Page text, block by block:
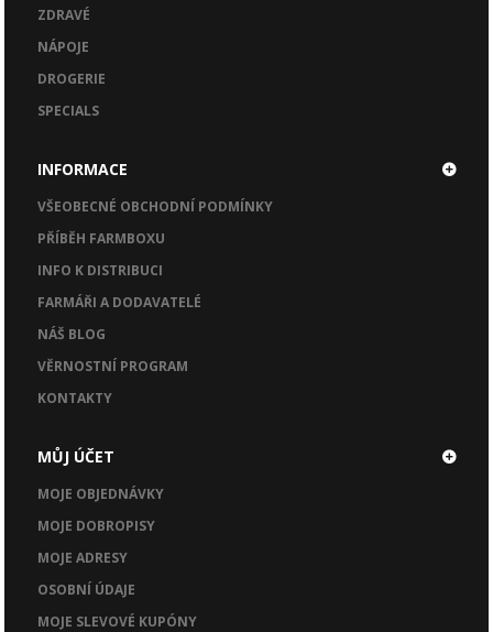
ZDRAVÉ
NÁPOJE
DROGERIE
SPECIALS
INFORMACE
VŠEOBECNÉ OBCHODNÍ PODMÍNKY
PŘÍBĚH FARMBOXU
INFO K DISTRIBUCI
FARMÁŘI A DODAVATELÉ
NÁŠ BLOG
VĚRNOSTNÍ PROGRAM
KONTAKTY
MŮJ ÚČET
MOJE OBJEDNÁVKY
MOJE DOBROPISY
MOJE ADRESY
OSOBNÍ ÚDAJE
MOJE SLEVOVÉ KUPÓNY